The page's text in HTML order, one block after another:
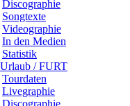
Discographie
Songtexte
Videographie
In den Medien
Statistik
/ FURT
Tourdaten
Livegraphie
Discographie